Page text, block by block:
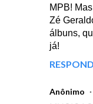
MPB!
Zé
álbuns,
já!
Anônimo